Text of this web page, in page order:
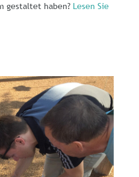
gestaltet haben? Lesen Sie